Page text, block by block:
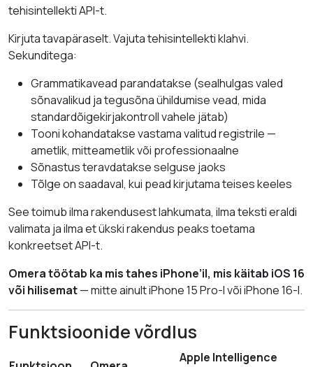
tehisintellekti API-t.
Kirjuta tavapäraselt. Vajuta tehisintellekti klahvi.
Sekunditega:
Grammatikavead parandatakse (sealhulgas valed
sõnavalikud ja tegusõna ühildumise vead, mida
standardõigekirjakontroll vahele jätab)
Tooni kohandatakse vastama valitud registrile —
ametlik, mitteametlik või professionaalne
Sõnastus teravdatakse selguse jaoks
Tõlge on saadaval, kui pead kirjutama teises keeles
See toimub ilma rakendusest lahkumata, ilma teksti eraldi
valimata ja ilma et ükski rakendus peaks toetama
konkreetset API-t.
Omera töötab ka mis tahes iPhone’il, mis käitab iOS 16
või hilisemat— mitte ainult iPhone 15 Pro-l või iPhone 16-l.
Funktsioonide võrdlus
Apple Intelligence